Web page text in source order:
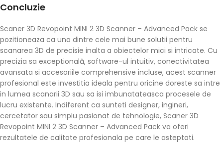
Concluzie
Scaner 3D Revopoint MINI 2 3D Scanner – Advanced Pack se
pozitioneaza ca una dintre cele mai bune solutii pentru
scanarea 3D de precisie inalta a obiectelor mici si intricate. Cu
precizia sa exceptională, software-ul intuitiv, conectivitatea
avansata si accesoriile comprehensive incluse, acest scanner
profesional este investitia ideala pentru oricine doreste sa intre
in lumea scanarii 3D sau sa isi imbunatateasca procesele de
lucru existente. Indiferent ca sunteti designer, ingineri,
cercetator sau simplu pasionat de tehnologie, Scaner 3D
Revopoint MINI 2 3D Scanner – Advanced Pack va oferi
rezultatele de calitate profesionala pe care le asteptati.